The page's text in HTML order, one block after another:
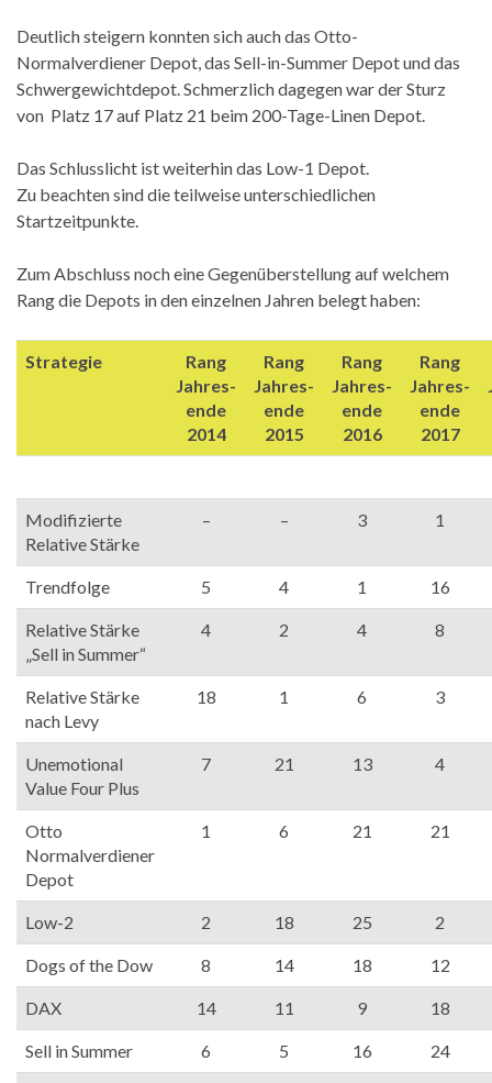
Deutlich steigern konnten sich auch das Otto-
Normalverdiener Depot, das Sell-in-Summer Depot und das
Schwergewichtdepot. Schmerzlich dagegen war der Sturz
von Platz 17 auf Platz 21 beim 200-Tage-Linen Depot.
Das Schlusslicht ist weiterhin das Low-1 Depot.
Zu beachten sind die teilweise unterschiedlichen
Startzeitpunkte.
Zum Abschluss noch eine Gegenüberstellung auf welchem
Rang die Depots in den einzelnen Jahren belegt haben:
Strategie
Rang
Jahres-
ende
2014
Rang
Jahres-
ende
2015
Rang
Jahres-
ende
2016
Rang
Jahres-
ende
2017
Modifizierte
Relative Stärke
– – 3 1
Trendfolge 5 4 1 16
Relative Stärke
„Sell in Summer“
4 2 4 8
Relative Stärke
nach Levy
18 1 6 3
Unemotional
Value Four Plus
7 21 13 4
Otto
Normalverdiener
Depot
1 6 21 21
Low-2 2 18 25 2
Dogs of the Dow 8 14 18 12
DAX 14 11 9 18
Sell in Summer 6 5 16 24